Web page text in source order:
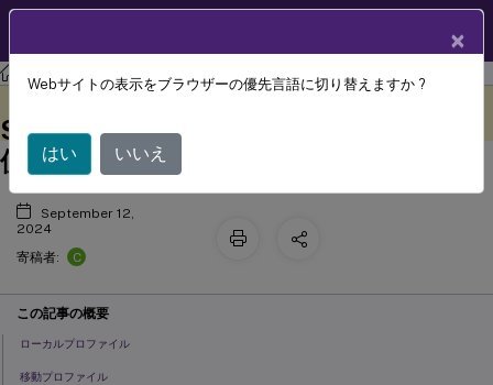
Profile Management Profile Management 2311
Password ManagerおよびSingle
Sign-OnでのWindowsプロファイルの
使用
September 12,
2024
寄稿者:
C
この記事の概要
ローカルプロファイル
移動プロファイル
×
Webサイトの表示をブラウザーの優先言語に切り替えますか ?
はい いいえ